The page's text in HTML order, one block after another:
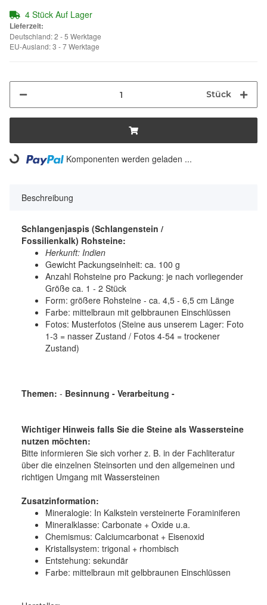
4 Stück Auf Lager
Lieferzeit:
Deutschland: 2 - 5 Werktage
EU-Ausland: 3 - 7 Werktage
Stück
Loading... Komponenten werden geladen ...
Beschreibung
Schlangenjaspis (Schlangenstein /
Fossilienkalk) Rohsteine:
Herkunft: Indien
Gewicht Packungseinheit: ca. 100 g
Anzahl Rohsteine pro Packung: je nach vorliegender
Größe ca. 1 - 2 Stück
Form: größere Rohsteine - ca. 4,5 - 6,5 cm Länge
Farbe: mittelbraun mit gelbbraunen Einschlüssen
Fotos: Musterfotos (Steine aus unserem Lager: Foto
1-3 = nasser Zustand / Fotos 4-54 = trockener
Zustand)
Themen: - Besinnung - Verarbeitung -
Wichtiger Hinweis falls Sie die Steine als Wassersteine
nutzen möchten:
Bitte informieren Sie sich vorher z. B. in der Fachliteratur
über die einzelnen Steinsorten und den allgemeinen und
richtigen Umgang mit Wassersteinen
Zusatzinformation:
Mineralogie: In Kalkstein versteinerte Foraminiferen
Mineralklasse: Carbonate + Oxide u.a.
Chemismus: Calciumcarbonat + Eisenoxid
Kristallsystem: trigonal + rhombisch
Entstehung: sekundär
Farbe: mittelbraun mit gelbbraunen Einschlüssen